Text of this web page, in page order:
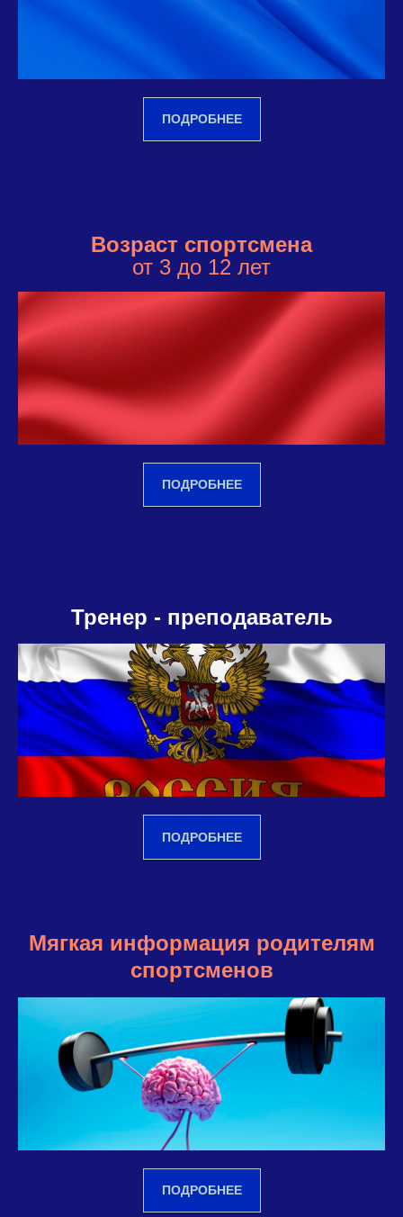
ПОДРОБНЕЕ
Возраст спортсмена
от 3 до 12 лет
ПОДРОБНЕЕ
Тренер - преподаватель
ПОДРОБНЕЕ
Мягкая информация родителям
спортсменов
ПОДРОБНЕЕ